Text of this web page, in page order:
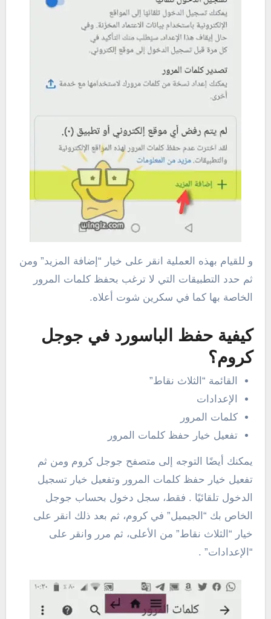
و للقيام بهذه العملية انقر على خيار “إضافة المزيد” ومن
ثم حدد التطبيقات التي لا ترغب بحفظ كلمات المرور
الخاصة بها كما في سكرين شوت أعلاه.
كيفية حفظ الباسورد في جوجل
كروم؟
القائمة “الثلاث نقاط”
الإعدادات
كلمات المرور
تفعيل خيار حفظ كلمات المرور
يمكنك أيضًا التوجه إلى متصفح جوجل كروم ومن ثم
تفعيل خيار حفظ كلمات المرور وتفعيل خيار تسجيل
الدخول تلقائيًا . فقط، سجل دخول بحساب جوجل
الخاص بك “الجيميل” في كروم، ثم بعد ذلك انقر على
خيار “الثلاث نقاط” من الأعلى، ثم مرر وانقر على
“الإعدادات” .